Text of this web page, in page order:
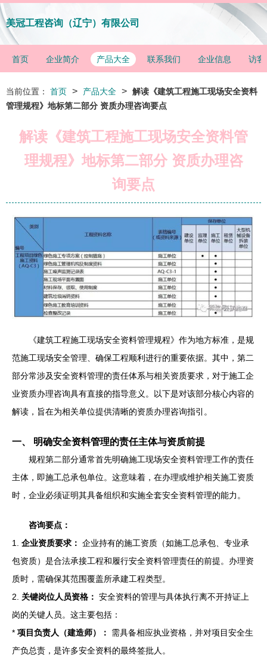
美冠工程咨询（辽宁）有限公司
首页 企业简介 产品大全 联系我们 企业信息 访客
当前位置： 首页 > 产品大全 > 解读《建筑工程施工现场安全资料
管理规程》地标第二部分 资质办理咨询要点
解读《建筑工程施工现场安全资料管
理规程》地标第二部分 资质办理咨
询要点
《建筑工程施工现场安全资料管理规程》作为地方标准，是规
范施工现场安全管理、确保工程顺利进行的重要依据。其中，第二
部分常涉及安全资料管理的责任体系与相关资质要求，对于施工企
业资质办理咨询具有直接的指导意义。以下是对该部分核心内容的
解读，旨在为相关单位提供清晰的资质办理咨询指引。
一、 明确安全资料管理的责任主体与资质前提
规程第二部分通常首先明确施工现场安全资料管理工作的责任
主体，即施工总承包单位。这意味着，在办理或维护相关施工资质
时，企业必须证明其具备组织和实施全套安全资料管理的能力。
咨询要点：
1. 企业资质要求： 企业持有的施工资质（如施工总承包、专业承
包资质）是合法承接工程和履行安全资料管理责任的前提。办理资
质时，需确保其范围覆盖所承建工程类型。
2. 关键岗位人员资格： 安全资料的管理与具体执行离不开持证上
岗的关键人员。这主要包括：
* 项目负责人（建造师）：
需具备相应执业资格，并对项目安全生
产负总责，是许多安全资料的最终签批人。